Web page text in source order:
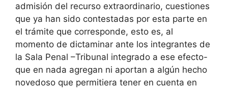
admisión del recurso extraordinario, cuestiones
que ya han sido contestadas por esta parte en
el trámite que corresponde, esto es, al
momento de dictaminar ante los integrantes de
la Sala Penal –Tribunal integrado a ese efecto-
que en nada agregan ni aportan a algún hecho
novedoso que permitiera tener en cuenta en